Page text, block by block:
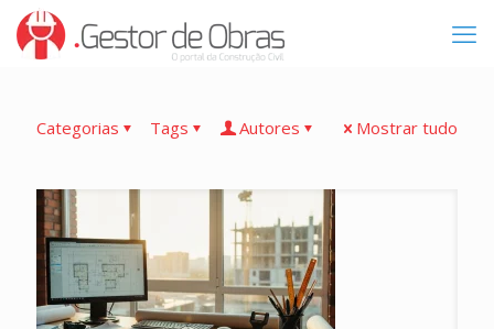
Categorias Tags Autores Mostrar tudo